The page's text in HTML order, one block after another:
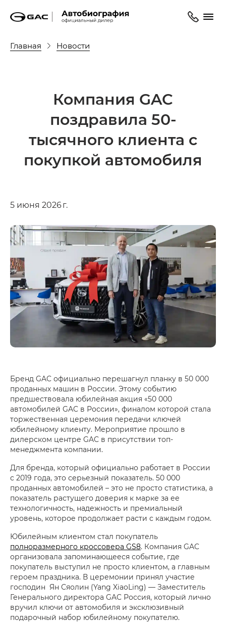
Главная Новости
Компания GAC
поздравила 50-
тысячного клиента с
покупкой автомобиля
5 июня 2026 г.
Бренд GAC официально перешагнул планку в 50 000
проданных машин в России. Этому событию
предшествовала юбилейная акция «50 000
автомобилей GAC в России», финалом которой стала
торжественная церемония передачи ключей
юбилейному клиенту. Мероприятие прошло в
дилерском центре GAC в присутствии топ-
менеджмента компании.
Для бренда, который официально работает в России
с 2019 года, это серьезный показатель. 50 000
проданных автомобилей – это не просто статистика, а
показатель растущего доверия к марке за ее
технологичность, надежность и премиальный
уровень, которое продолжает расти с каждым годом.
Юбилейным клиентом стал покупатель
полноразмерного кроссовера GS8. Компания GAC
организовала запоминающееся событие, где
покупатель выступил не просто клиентом, а главным
героем праздника. В церемонии принял участие
господин Ян Сяолин (Yang XiaoLing) — Заместитель
Генерального директора GAC Россия, который лично
вручил ключи от автомобиля и эксклюзивный
подарочный набор юбилейному покупателю.